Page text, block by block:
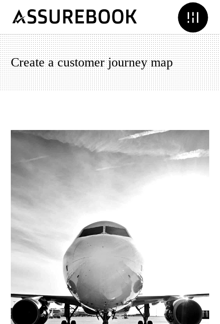
Create a customer journey map